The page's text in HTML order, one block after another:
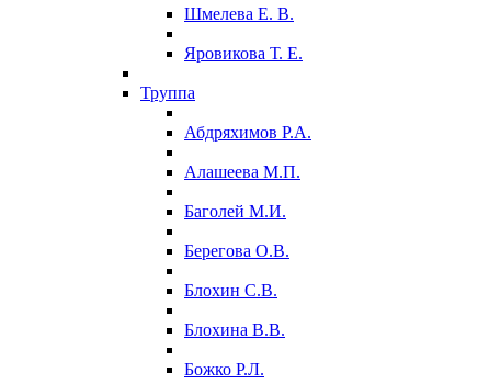
Шмелева Е. В.
Яровикова Т. Е.
Труппа
Абдряхимов Р.А.
Алашеева М.П.
Баголей М.И.
Берегова О.В.
Блохин С.В.
Блохина В.В.
Божко Р.Л.